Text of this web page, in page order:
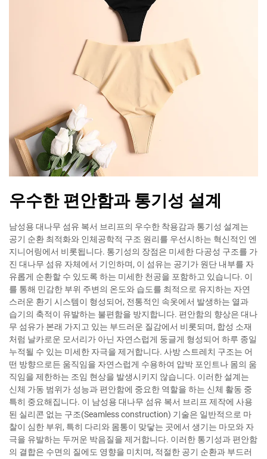
우수한 편안함과 통기성 설계
남성용 대나무 섬유 복서 브리프의 우수한 착용감과 통기성 설계는
공기 순환 최적화와 인체공학적 구조 원리를 우선시하는 혁신적인 엔
지니어링에서 비롯됩니다. 통기성의 장점은 미세한 다공성 구조를 가
진 대나무 섬유 자체에서 기인하며, 이 섬유는 공기가 원단 내부를 자
유롭게 순환할 수 있도록 하는 미세한 천공을 포함하고 있습니다. 이
를 통해 민감한 부위 주변의 온도와 습도를 최적으로 유지하는 자연
스러운 환기 시스템이 형성되어, 전통적인 속옷에서 발생하는 열과
습기의 축적이 유발하는 불편함을 방지합니다. 편안함의 향상은 대나
무 섬유가 본래 가지고 있는 부드러운 질감에서 비롯되며, 합성 소재
처럼 날카로운 모서리가 아닌 자연스럽게 둥글게 형성되어 하루 종일
누적될 수 있는 미세한 자극을 제거합니다. 사방 스트레치 구조는 어
떤 방향으로든 움직임을 자연스럽게 수용하여 압박 포인트나 몸의 움
직임을 제한하는 조임 현상을 발생시키지 않습니다. 이러한 설계는
신체 가동 범위가 성능과 편안함에 중요한 역할을 하는 신체 활동 중
특히 중요해집니다. 이 남성용 대나무 섬유 복서 브리프 제작에 사용
된 실리콘 없는 구조(Seamless construction) 기술은 일반적으로 마
찰이 심한 부위, 특히 다리와 몸통이 맞닿는 곳에서 생기는 마모와 자
극을 유발하는 두꺼운 박음질을 제거합니다. 이러한 통기성과 편안함
의 결합은 수면의 질에도 영향을 미치며, 적절한 공기 순환과 부드러